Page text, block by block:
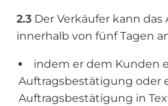
2.3 Der Verkäufer kann
innerhalb von fünf Tagen
indem er dem Kunden
Auftragsbestätigung oder
Auftragsbestätigung in